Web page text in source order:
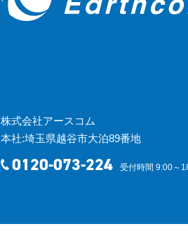
株式会社アースコム
本社:埼玉県越谷市大泊89番地
0120-073-224 受付時間 9:00～